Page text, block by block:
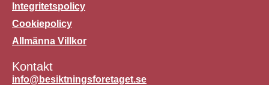
Integritetspolicy
Cookiepolicy
Allmänna Villkor
Kontakt
info@besiktningsforetaget.se